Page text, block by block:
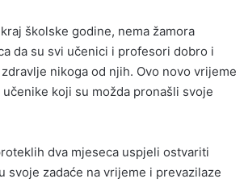
školske godine, nema žamora
da su svi učenici i profesori dobro i
nikoga od njih. Ovo novo vrijeme
koji su možda pronašli svoje
dva mjeseca uspjeli ostvariti
zadaće na vrijeme i prevazilaze